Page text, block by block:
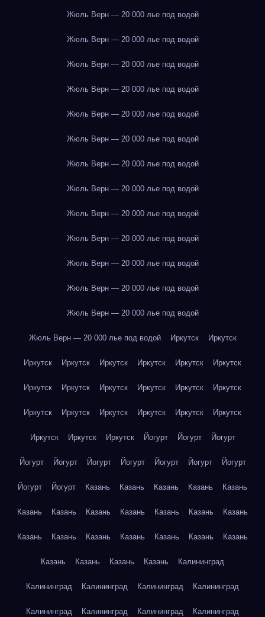
Жюль Верн — 20 000 лье под водой
Жюль Верн — 20 000 лье под водой
Жюль Верн — 20 000 лье под водой
Жюль Верн — 20 000 лье под водой
Жюль Верн — 20 000 лье под водой
Жюль Верн — 20 000 лье под водой
Жюль Верн — 20 000 лье под водой
Жюль Верн — 20 000 лье под водой
Жюль Верн — 20 000 лье под водой
Жюль Верн — 20 000 лье под водой
Жюль Верн — 20 000 лье под водой
Жюль Верн — 20 000 лье под водой
Жюль Верн — 20 000 лье под водой
Жюль Верн — 20 000 лье под водой Иркутск Иркутск
Иркутск Иркутск Иркутск Иркутск Иркутск Иркутск
Иркутск Иркутск Иркутск Иркутск Иркутск Иркутск
Иркутск Иркутск Иркутск Иркутск Иркутск Иркутск
Иркутск Иркутск Иркутск Йогурт Йогурт Йогурт
Йогурт Йогурт Йогурт Йогурт Йогурт Йогурт Йогурт
Йогурт Йогурт Казань Казань Казань Казань Казань
Казань Казань Казань Казань Казань Казань Казань
Казань Казань Казань Казань Казань Казань Казань
Казань Казань Казань Казань Калининград
Калининград Калининград Калининград Калининград
Калининград Калининград Калининград Калининград